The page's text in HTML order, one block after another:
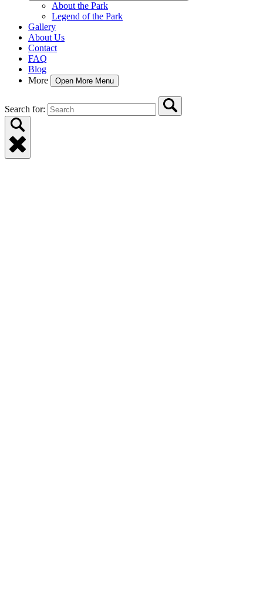
About the Park
Legend of the Park
Gallery
About Us
Contact
FAQ
Blog
More
Open More Menu
Search for: